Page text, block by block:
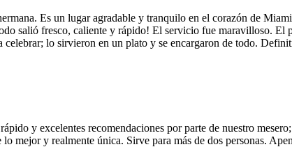
Es un lugar agradable y tranquilo en el corazón de
salió fresco, caliente y rápido! El servicio fue maravilloso. El
lo sirvieron en un plato y se encargaron de todo.
y excelentes recomendaciones por parte de nuestro
mejor y realmente única. Sirve para más de dos personas.